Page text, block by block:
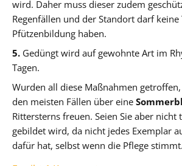
wird. Daher muss dieser zudem
Regenfällen und der Standort darf keine
Pfützenbildung haben.
5. Gedüngt wird auf gewohnte Art im
Tagen.
Wurden all diese Maßnahmen
den meisten Fällen über eine
Rittersterns freuen. Seien Sie aber
gebildet wird, da nicht jedes Exemplar
dafür hat, selbst wenn die Pflege stimmt.